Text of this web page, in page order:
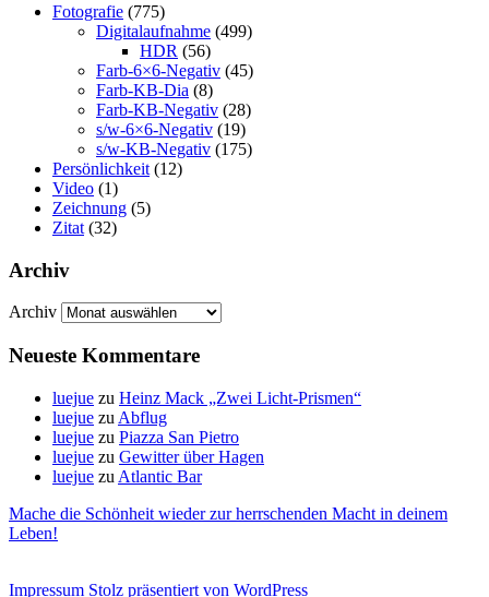
Fotografie (775)
Digitalaufnahme (499)
HDR (56)
Farb-6×6-Negativ (45)
Farb-KB-Dia (8)
Farb-KB-Negativ (28)
s/w-6×6-Negativ (19)
s/w-KB-Negativ (175)
Persönlichkeit (12)
Video (1)
Zeichnung (5)
Zitat (32)
Archiv
Archiv
Neueste Kommentare
luejue zu Heinz Mack „Zwei Licht-Prismen“
luejue zu Abflug
luejue zu Piazza San Pietro
luejue zu Gewitter über Hagen
luejue zu Atlantic Bar
Mache die Schönheit wieder zur herrschenden Macht in deinem
Leben!
Impressum Stolz präsentiert von WordPress